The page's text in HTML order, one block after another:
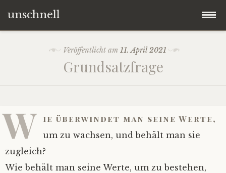
unschnell
Verba
Imagines
Veröffentlicht am 11. April 2021
Grundsatzfrage
W ie überwindet man seine Werte,
um zu wachsen, und behält man sie
zugleich?
Wie behält man seine Werte, um zu bestehen,